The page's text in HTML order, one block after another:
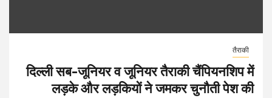
तैराकी
दिल्ली सब-जूनियर व जूनियर तैराकी चैंपियनशिप में
लड़के और लड़कियों ने जमकर चुनौती पेश की